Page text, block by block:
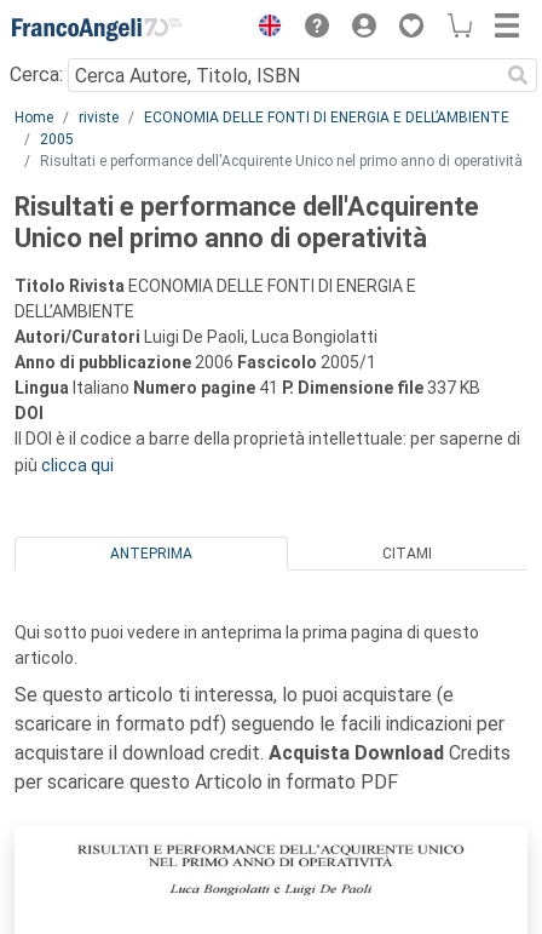
Menu
Cerca:
Main content
Home riviste
ECONOMIA DELLE FONTI DI ENERGIA E DELL’AMBIENTE
2005
Risultati e performance dell'Acquirente Unico nel primo anno di operatività
Risultati e performance dell'Acquirente
Unico nel primo anno di operatività
Titolo Rivista ECONOMIA DELLE FONTI DI ENERGIA E
DELL’AMBIENTE
Autori/Curatori Luigi De Paoli, Luca Bongiolatti
Anno di pubblicazione 2006 Fascicolo 2005/1
Lingua Italiano Numero pagine 41 P. Dimensione file 337 KB
DOI
Il DOI è il codice a barre della proprietà intellettuale: per saperne di
più clicca qui
ANTEPRIMA CITAMI
Qui sotto puoi vedere in anteprima la prima pagina di questo
articolo.
Se questo articolo ti interessa, lo puoi acquistare (e
scaricare in formato pdf) seguendo le facili indicazioni per
acquistare il download credit. Acquista Download Credits
per scaricare questo Articolo in formato PDF